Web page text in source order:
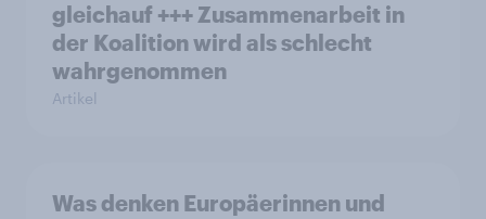
gleichauf +++ Zusammenarbeit in
der Koalition wird als schlecht
wahrgenommen
Artikel
Was denken Europäerinnen und